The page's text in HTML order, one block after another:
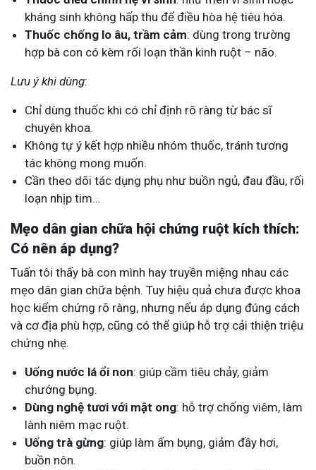
kháng sinh không hấp thu để điều hòa hệ tiêu hóa.
Thuốc chống lo âu, trầm cảm: dùng trong trường
hợp bà con có kèm rối loạn thần kinh ruột – não.
Lưu ý khi dùng:
Chỉ dùng thuốc khi có chỉ định rõ ràng từ bác sĩ
chuyên khoa.
Không tự ý kết hợp nhiều nhóm thuốc, tránh tương
tác không mong muốn.
Cần theo dõi tác dụng phụ như buồn ngủ, đau đầu, rối
loạn nhịp tim…
Mẹo dân gian chữa hội chứng ruột kích thích:
Có nên áp dụng?
Tuấn tôi thấy bà con mình hay truyền miệng nhau các
mẹo dân gian chữa bệnh. Tuy hiệu quả chưa được khoa
học kiểm chứng rõ ràng, nhưng nếu áp dụng đúng cách
và cơ địa phù hợp, cũng có thể giúp hỗ trợ cải thiện triệu
chứng nhẹ.
Uống nước lá ổi non: giúp cầm tiêu chảy, giảm
chướng bụng.
Dùng nghệ tươi với mật ong: hỗ trợ chống viêm, làm
lành niêm mạc ruột.
Uống trà gừng: giúp làm ấm bụng, giảm đầy hơi,
buồn nôn.